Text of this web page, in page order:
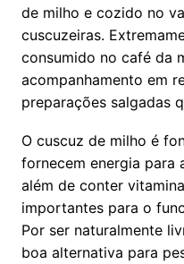
de milho e cozido no
cuscuzeiras.
consumido no café da
acompanhamento em
preparações salgadas
O cuscuz de milho é
fornecem energia para
além de conter
importantes para o
Por ser naturalmente
boa alternativa para